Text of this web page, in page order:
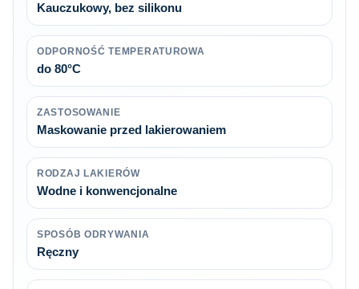
Kauczukowy, bez silikonu
ODPORNOŚĆ TEMPERATUROWA
do 80°C
ZASTOSOWANIE
Maskowanie przed lakierowaniem
RODZAJ LAKIERÓW
Wodne i konwencjonalne
SPOSÓB ODRYWANIA
Ręczny